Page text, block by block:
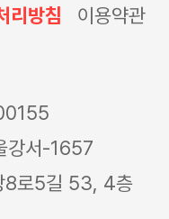
리방침 이용약관
강서-1657
8로5길 53, 4층